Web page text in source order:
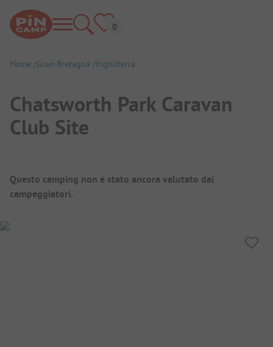
Home Gran Bretagna Inghilterra
Chatsworth Park Caravan
Club Site
Panoramica del campeggio
Questo camping non è stato ancora valutato dai
campeggiatori.